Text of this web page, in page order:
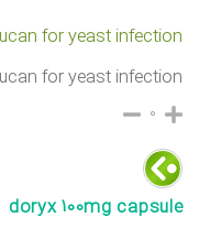
for yeast infection
for yeast infection
۰
doryx 100mg capsule